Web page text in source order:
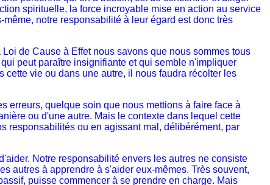
spirituelle, la force incroyable mise en action au service
notre responsabilité à leur égard est donc très
de Cause à Effet nous savons que nous sommes tous
peut paraître insignifiante et qui semble n'impliquer
vie ou dans une autre, il nous faudra récolter les
erreurs, quelque soin que nous mettions à faire face à
ou d'une autre. Mais le contexte dans lequel cette
responsabilités ou en agissant mal, délibérément, par
Notre responsabilité envers les autres ne consiste
autres à apprendre à s'aider eux-mêmes. Très souvent,
puisse commencer à se prendre en charge. Mais